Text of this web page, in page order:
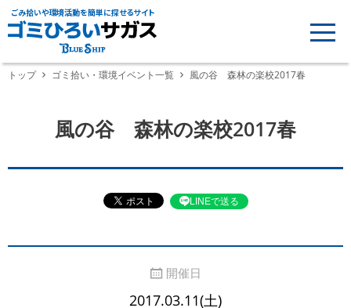
ごみ拾いや環境活動を簡単に探せるサイト
トップ ゴミ拾い・環境イベント一覧 風の谷 森林の楽校2017春
風の谷 森林の楽校2017春
LINEで送る
開催日
2017.03.11(土)